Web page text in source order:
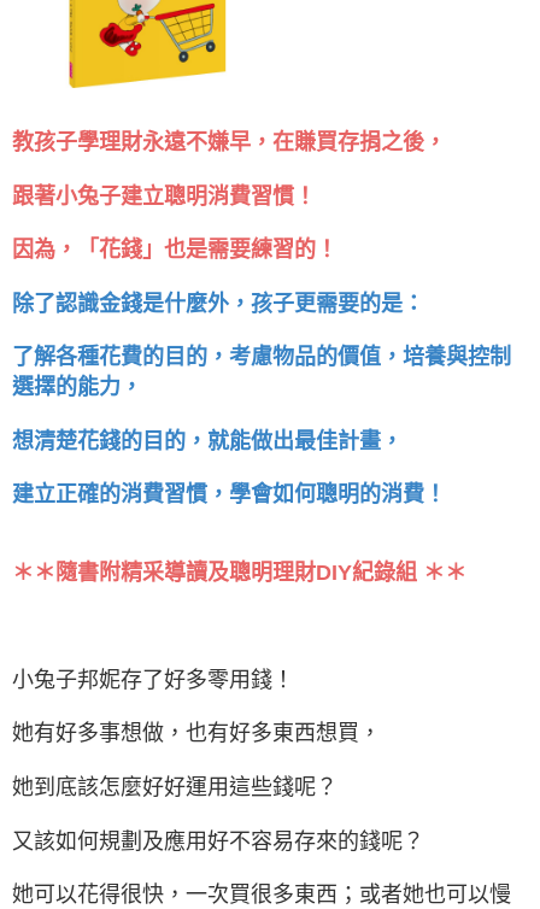
教孩子學理財永遠不嫌早，在賺買存捐之後，
跟著小兔子建立聰明消費習慣！
因為，「花錢」也是需要練習的！
除了認識金錢是什麼外，孩子更需要的是：
了解各種花費的目的，考慮物品的價值，培養與控制
選擇的能力，
想清楚花錢的目的，就能做出最佳計畫，
建立正確的消費習慣，學會如何聰明的消費！
＊＊隨書附精采導讀及聰明理財DIY紀錄組 ＊＊
小兔子邦妮存了好多零用錢！
她有好多事想做，也有好多東西想買，
她到底該怎麼好好運用這些錢呢？
又該如何規劃及應用好不容易存來的錢呢？
她可以花得很快，一次買很多東西；或者她也可以慢